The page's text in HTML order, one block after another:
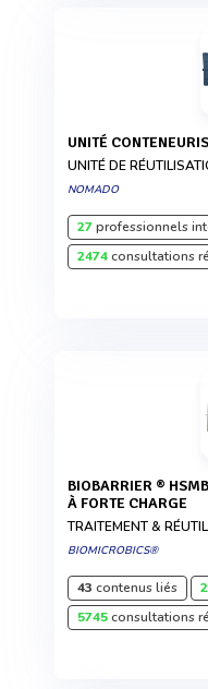
UNITÉ
UNITÉ DE
NOMADO
27professionnels
2474consultations
BIOBARRIER ® HSMBR ® : RÉUTILISATION DE L’EAU
À FORTE CHARGE
TRAITEMENT &
BIOMICROBICS®
43 contenus liés
5745consultations